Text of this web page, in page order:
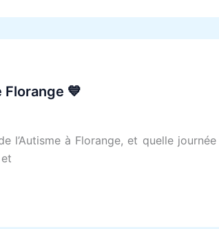
Florange 💙
l’Autisme à Florange, et quelle